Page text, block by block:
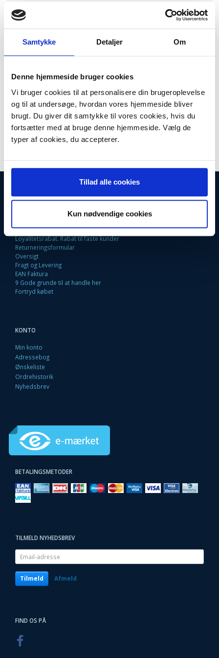
Samtykke Detaljer Om
Denne hjemmeside bruger cookies
Vi bruger cookies til at personalisere din brugeroplevelse
og til at undersøge, hvordan vores hjemmeside bliver
brugt. Du giver dit samtykke til vores cookies, hvis du
fortsætter med at bruge denne hjemmeside. Vælg de
typer af cookies, du accepterer.
Tillad alle cookies
Kun nødvendige cookies
63,00 DKK
Plus leveringsomkostninger. 39,00 til pakkehops. Fri fragt til
pakkeshop ved køb over 599,-
Model/varenr.:
Dametaske i guld "look a like" skind. Smart lille dametaske fra
Dorothy Pherkins med magnetlås. Indvendig er der stort rum samt et
lille rum med lynlås. Tasken måler 22 cm i bredden og 13 cm. i højden.
Tasken har endvidere skulderstrop
Fortrydelsesret
Betingelser & Vilkår
Loyalitetsrabat. Rabat til faste kunder
Returneringsformular
Oversigt
Fragt og Levering
EAN Faktura
9 Gode grunde til at handle her
Fortryd købet
KONTO
Min konto
Adressebog
Ønskeliste
Ordrehistorik
Nyhedsbrev
BETALINGSMETODER
TILMELD NYHEDSBREV
Email-
adresse
Tilmeld Afmeld
FIND OS PÅ